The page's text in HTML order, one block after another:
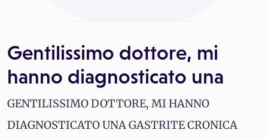
Gentilissimo dottore, mi
hanno diagnosticato una
GENTILISSIMO DOTTORE, MI HANNO
DIAGNOSTICATO UNA GASTRITE CRONICA